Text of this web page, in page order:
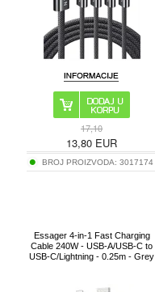
17,10
13,80 EUR
BROJ PROIZVODA:3017174
Essager 4-in-1 Fast Charging
Cable 240W - USB-A/USB-C to
USB-C/Lightning - 0.25m - Grey